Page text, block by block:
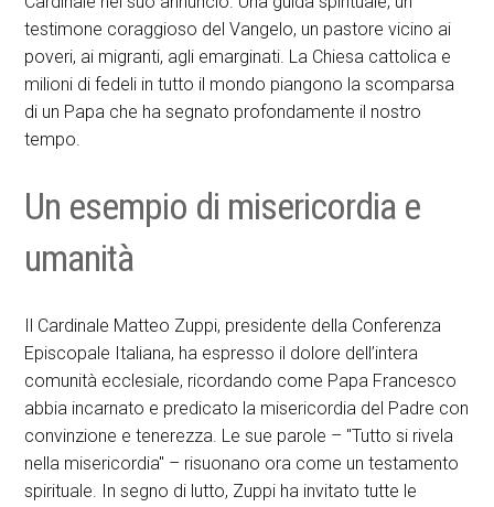
testimone coraggioso del Vangelo, un pastore vicino ai
poveri, ai migranti, agli emarginati. La Chiesa cattolica e
milioni di fedeli in tutto il mondo piangono la scomparsa
di un Papa che ha segnato profondamente il nostro
tempo.
Un esempio di misericordia e
umanità
Il Cardinale Matteo Zuppi, presidente della Conferenza
Episcopale Italiana, ha espresso il dolore dell’intera
comunità ecclesiale, ricordando come Papa Francesco
abbia incarnato e predicato la misericordia del Padre con
convinzione e tenerezza. Le sue parole – "Tutto si rivela
nella misericordia" – risuonano ora come un testamento
spirituale. In segno di lutto, Zuppi ha invitato tutte le